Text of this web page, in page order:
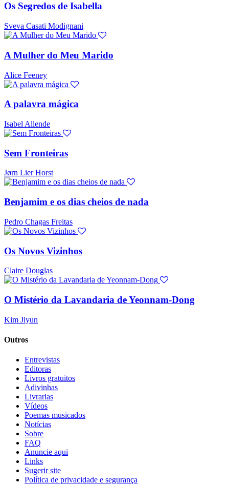
Os Segredos de Isabella
Sveva Casati Modignani
A Mulher do Meu Marido
Alice Feeney
A palavra mágica
Isabel Allende
Sem Fronteiras
Jørn Lier Horst
Benjamim e os dias cheios de nada
Pedro Chagas Freitas
Os Novos Vizinhos
Claire Douglas
O Mistério da Lavandaria de Yeonnam-Dong
Kim Jiyun
Outros
Entrevistas
Editoras
Livros gratuitos
Adivinhas
Livrarias
Vídeos
Poemas musicados
Notícias
Sobre
FAQ
Anuncie aqui
Links
Sugerir site
Política de privacidade e segurança